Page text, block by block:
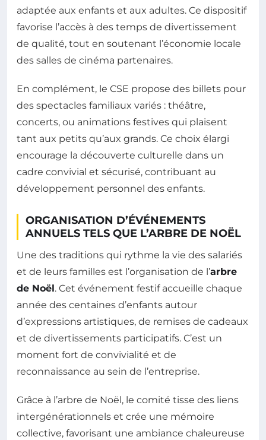
adaptée aux enfants et aux adultes. Ce dispositif
favorise l’accès à des temps de divertissement
de qualité, tout en soutenant l’économie locale
des salles de cinéma partenaires.
En complément, le CSE propose des billets pour
des spectacles familiaux variés : théâtre,
concerts, ou animations festives qui plaisent
tant aux petits qu’aux grands. Ce choix élargi
encourage la découverte culturelle dans un
cadre convivial et sécurisé, contribuant au
développement personnel des enfants.
ORGANISATION D’ÉVÉNEMENTS
ANNUELS TELS QUE L’ARBRE DE NOËL
Une des traditions qui rythme la vie des salariés
et de leurs familles est l’organisation de l’arbre
de Noël. Cet événement festif accueille chaque
année des centaines d’enfants autour
d’expressions artistiques, de remises de cadeaux
et de divertissements participatifs. C’est un
moment fort de convivialité et de
reconnaissance au sein de l’entreprise.
Grâce à l’arbre de Noël, le comité tisse des liens
intergénérationnels et crée une mémoire
collective, favorisant une ambiance chaleureuse